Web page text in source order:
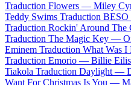
Traduction Flowers — Miley
Teddy Swims Traduction
Traduction Rockin' Around The
Traduction The Magic Key —
Eminem Traduction What Was
Traduction Emorio — Billie
Tiakola Traduction Daylight —
Want For Christmas Is You —